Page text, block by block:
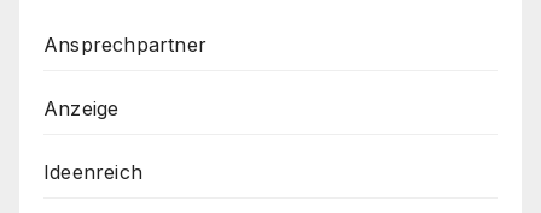
Ansprechpartner
Anzeige
Ideenreich